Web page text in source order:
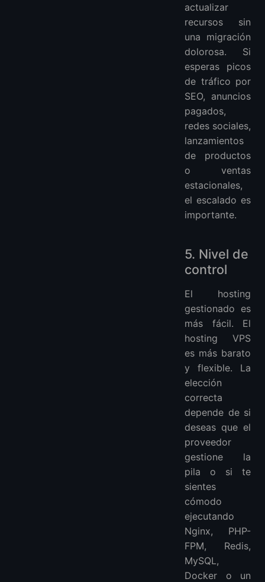
actualizar
recursos sin
una migración
dolorosa. Si
esperas picos
de tráfico por
SEO, anuncios
pagados,
redes sociales,
lanzamientos
de productos
o ventas
estacionales,
el escalado es
importante.
5. Nivel de
control
El hosting
gestionado es
más fácil. El
hosting VPS
es más barato
y flexible. La
elección
correcta
depende de si
deseas que el
proveedor
gestione la
pila o si te
sientes
cómodo
ejecutando
Nginx, PHP-
FPM, Redis,
MySQL,
Docker o un